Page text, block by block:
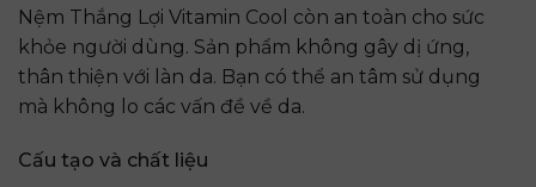
Nệm Thắng Lợi Vitamin Cool còn an toàn cho sức
khỏe người dùng. Sản phẩm không gây dị ứng,
thân thiện với làn da. Bạn có thể an tâm sử dụng
mà không lo các vấn đề về da.
Cấu tạo và chất liệu